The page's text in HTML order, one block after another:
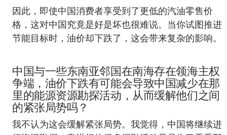
因此，即使中国消费者享受到了更低的汽油零售价
格，这对中国究竟是好是坏也很难说。当你试图推进
节能目标时，油价却下跌了，这会带来复杂的影响。
中国与一些东南亚邻国在南海存在领海主权
争端，油价下跌有可能会导致中国减少在那
里的能源资源勘探活动，从而缓解他们之间
的紧张局势吗？
我不认为这会缓解紧张局势。我觉得，中国将继续进